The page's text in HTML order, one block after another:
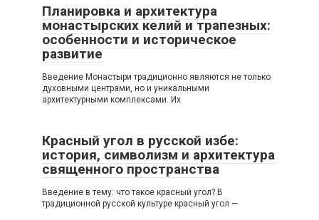
Планировка и архитектура
монастырских келий и трапезных:
особенности и историческое
развитие
Введение Монастыри традиционно являются не только
духовными центрами, но и уникальными
архитектурными комплексами. Их
Красный угол в русской избе:
история, символизм и архитектура
священного пространства
Введение в тему: что такое красный угол? В
традиционной русской культуре красный угол —